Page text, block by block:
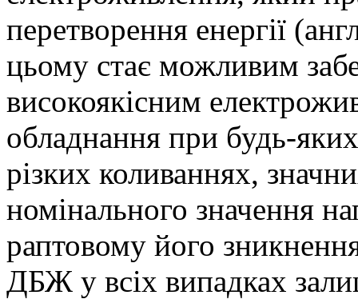
перетворення енергії
цьому стає можливим
високоякісним
обладнання при будь-
різких коливаннях,
номінального значення
раптовому його
ДБЖ у всіх випадках